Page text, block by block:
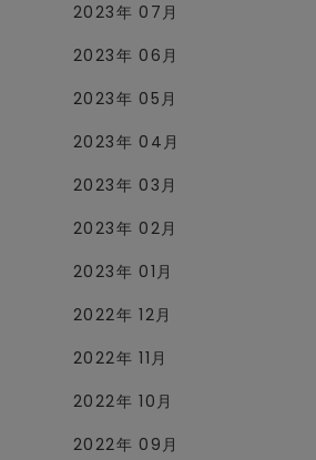
2023年 07月
2023年 06月
2023年 05月
2023年 04月
2023年 03月
2023年 02月
2023年 01月
2022年 12月
2022年 11月
2022年 10月
2022年 09月